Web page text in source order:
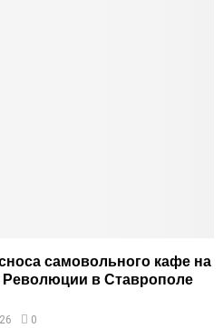
самовольного кафе на
Революции в Ставрополе
0